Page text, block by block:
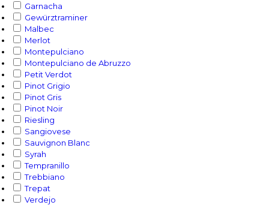
Garnacha
Gewürztraminer
Malbec
Merlot
Montepulciano
Montepulciano de Abruzzo
Petit Verdot
Pinot Grigio
Pinot Gris
Pinot Noir
Riesling
Sangiovese
Sauvignon Blanc
Syrah
Tempranillo
Trebbiano
Trepat
Verdejo